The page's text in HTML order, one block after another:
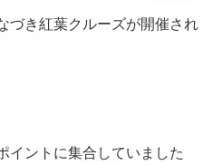
づき紅葉クルーズが開催され
イントに集合していました